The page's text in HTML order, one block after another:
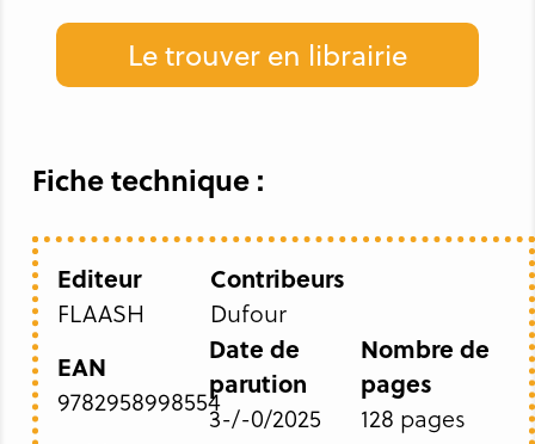
Le trouver en librairie
Fiche technique :
Editeur
FLAASH
Contribeurs
Dufour
EAN
9782958998554
Date de
parution
3-/-0/2025
Nombre de
pages
128 pages